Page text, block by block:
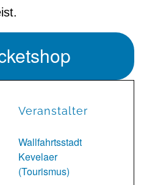
Veranstalter
Wallfahrtsstadt
Kevelaer
(Tourismus)